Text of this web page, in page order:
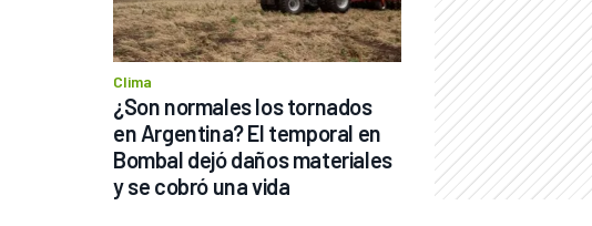
Clima
¿Son normales los tornados
en Argentina? El temporal en
Bombal dejó daños materiales
y se cobró una vida